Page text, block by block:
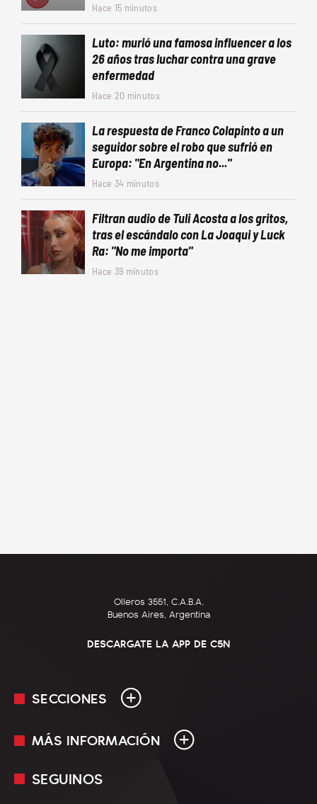
Hace 15 minutos
Luto: murió una famosa influencer a los
26 años tras luchar contra una grave
enfermedad
Hace 20 minutos
La respuesta de Franco Colapinto a un
seguidor sobre el robo que sufrió en
Europa: "En Argentina no..."
Hace 34 minutos
Filtran audio de Tuli Acosta a los gritos,
tras el escándalo con La Joaqui y Luck
Ra: "No me importa"
Hace 39 minutos
Olleros 3551, C.A.B.A.
Buenos Aires, Argentina
DESCARGATE LA APP DE C5N
SECCIONES
En Vivo
MÁS INFORMACIÓN
Mediakit
SEGUINOS